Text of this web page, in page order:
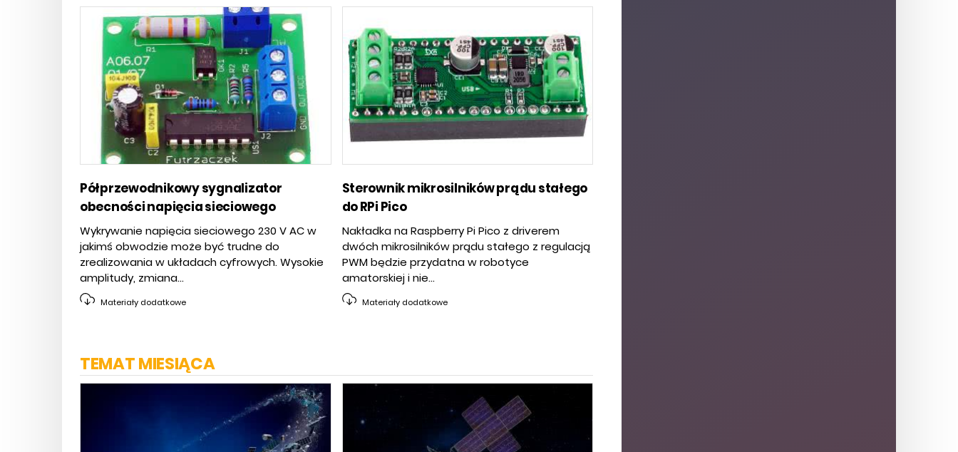
Półprzewodnikowy sygnalizator
obecności napięcia sieciowego
Wykrywanie napięcia sieciowego 230 V AC w
jakimś obwodzie może być trudne do
zrealizowania w układach cyfrowych. Wysokie
amplitudy, zmiana...
Materiały dodatkowe
Sterownik mikrosilników prądu stałego
do RPi Pico
Nakładka na Raspberry Pi Pico z driverem
dwóch mikrosilników prądu stałego z regulacją
PWM będzie przydatna w robotyce
amatorskiej i nie...
Materiały dodatkowe
TEMAT MIESIĄCA